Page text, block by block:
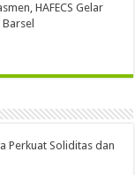
HAFECS Gelar
Perkuat Soliditas dan